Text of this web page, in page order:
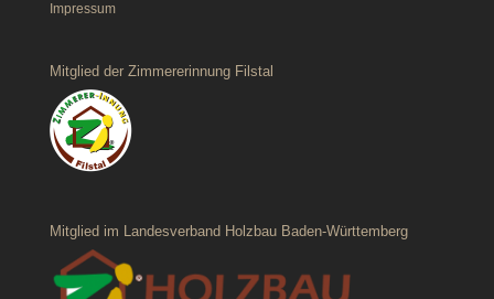
Impressum
Mitglied der Zimmererinnung Filstal
Mitglied im Landesverband Holzbau Baden-Württemberg